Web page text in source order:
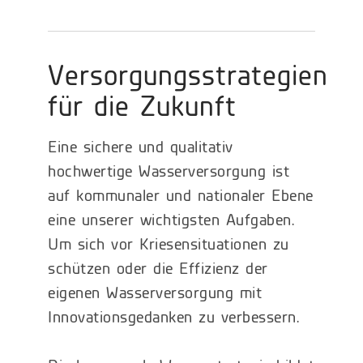
Versorgungsstrategien
für die Zukunft
Eine sichere und qualitativ
hochwertige Wasserversorgung ist
auf kommunaler und nationaler Ebene
eine unserer wichtigsten Aufgaben.
Um sich vor Kriesensituationen zu
schützen oder die Effizienz der
eigenen Wasserversorgung mit
Innovationsgedanken zu verbessern.